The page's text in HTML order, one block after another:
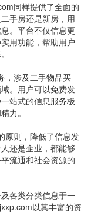
同样提供了全面的
手房还是新房，用
。平台不仅信息更
用功能，帮助用户
，涉及二手物品买
。用户可以免费发
站式的信息服务极
力。
原则，降低了信息发
还是企业，都能够
流通和社会资源的
各类分类信息于一
以其丰富的资